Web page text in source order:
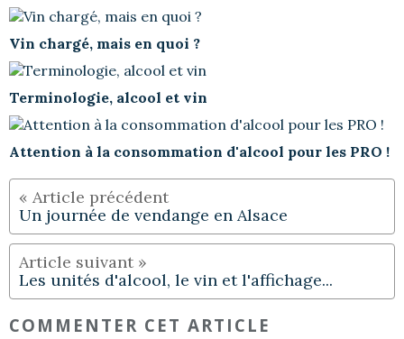
Vin chargé, mais en quoi ?
Terminologie, alcool et vin
Attention à la consommation d'alcool pour les PRO !
Un journée de vendange en Alsace
Les unités d'alcool, le vin et l'affichage...
COMMENTER CET ARTICLE